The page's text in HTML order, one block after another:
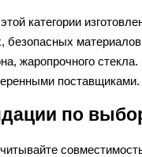
категории
безопасных
жаропрочного
поставщиками.
по